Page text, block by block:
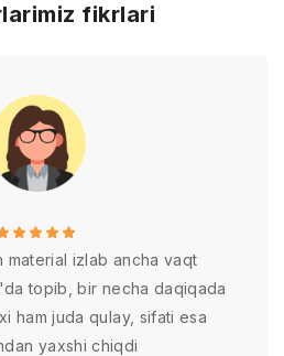
fikrlari
material izlab ancha vaqt
topib, bir necha daqiqada
ham juda qulay, sifati esa
yaxshi chiqdi